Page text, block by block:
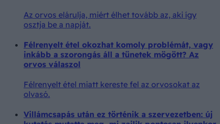
Az orvos elárulja, miért élhet tovább az, aki így
osztja be a napját.
Félrenyelt étel okozhat komoly problémát, vagy
inkább a szorongás áll a tünetek mögött? Az
orvos válaszol
Félrenyelt étel miatt kereste fel az orvosokat az
olvasó.
Villámcsapás után ez történik a szervezetben: új